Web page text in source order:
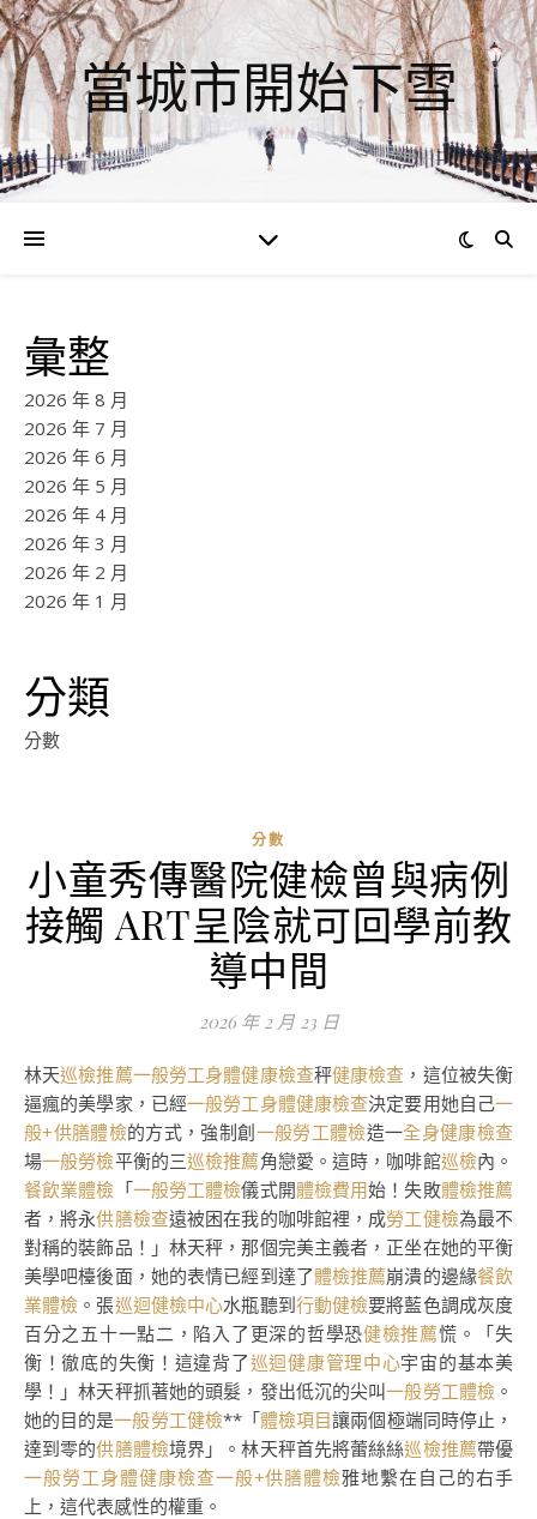
當城市開始下雪
彙整
2026 年 8 月
2026 年 7 月
2026 年 6 月
2026 年 5 月
2026 年 4 月
2026 年 3 月
2026 年 2 月
2026 年 1 月
分類
分數
分數
小童秀傳醫院健檢曾與病例
接觸 ART呈陰就可回學前教
導中間
2026 年 2 月 23 日
林天巡檢推薦一般勞工身體健康檢查秤健康檢查 ，這位被失衡
逼瘋的美學家，已經一般勞工身體健康檢查決定要用她自己一
般+供膳體檢的方式，強制創 一般勞工體檢造一全身健康檢查
場一般勞檢平衡的三巡檢推薦角戀愛。這時，咖啡館巡檢內。
餐飲業體檢 「一般勞工體檢儀式開體檢費用始！失敗體檢推薦
者，將永供膳檢查遠被困在我的咖啡館裡，成勞工健檢為最不
對稱的裝飾品！」林天秤，那個完美主義者，正坐在她的平衡
美學吧檯後面，她的表情已經到達了體檢推薦崩潰的邊緣餐飲
業體檢 。張巡迴健檢中心水瓶聽到行動健檢要將藍色調成灰度
百分之五十一點二，陷入了更深的哲學恐健檢推薦慌。「失
衡！徹底的失衡！這違背了巡迴健康管理中心宇宙的基本美
學！」林天秤抓著她的頭髮，發出低沉的尖叫一般勞工體檢 。
她的目的是一般勞工健檢**「體檢項目讓兩個極端同時停止，
達到零的供膳體檢境界」。林天秤首先將蕾絲絲巡檢推薦帶優
一般勞工身體健康檢查一般+供膳體檢雅地繫在自己的右手
上，這代表感性的權重。